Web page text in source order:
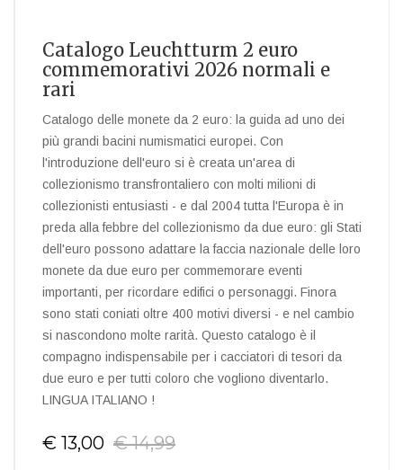
Catalogo Leuchtturm 2 euro
commemorativi 2026 normali e
rari
Catalogo delle monete da 2 euro: la guida ad uno dei
più grandi bacini numismatici europei. Con
l'introduzione dell'euro si è creata un'area di
collezionismo transfrontaliero con molti milioni di
collezionisti entusiasti - e dal 2004 tutta l'Europa è in
preda alla febbre del collezionismo da due euro: gli Stati
dell'euro possono adattare la faccia nazionale delle loro
monete da due euro per commemorare eventi
importanti, per ricordare edifici o personaggi. Finora
sono stati coniati oltre 400 motivi diversi - e nel cambio
si nascondono molte rarità. Questo catalogo è il
compagno indispensabile per i cacciatori di tesori da
due euro e per tutti coloro che vogliono diventarlo.
LINGUA ITALIANO !
€ 13,00 € 14,99